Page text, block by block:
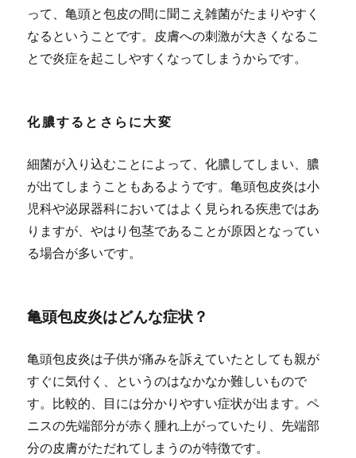
って、亀頭と包皮の間に聞こえ雑菌がたまりやすく
なるということです。皮膚への刺激が大きくなるこ
とで炎症を起こしやすくなってしまうからです。
化膿するとさらに大変
細菌が入り込むことによって、化膿してしまい、膿
が出てしまうこともあるようです。亀頭包皮炎は小
児科や泌尿器科においてはよく見られる疾患ではあ
りますが、やはり包茎であることが原因となってい
る場合が多いです。
亀頭包皮炎はどんな症状？
亀頭包皮炎は子供が痛みを訴えていたとしても親が
すぐに気付く、というのはなかなか難しいもので
す。比較的、目には分かりやすい症状が出ます。ペ
ニスの先端部分が赤く腫れ上がっていたり、先端部
分の皮膚がただれてしまうのが特徴です。